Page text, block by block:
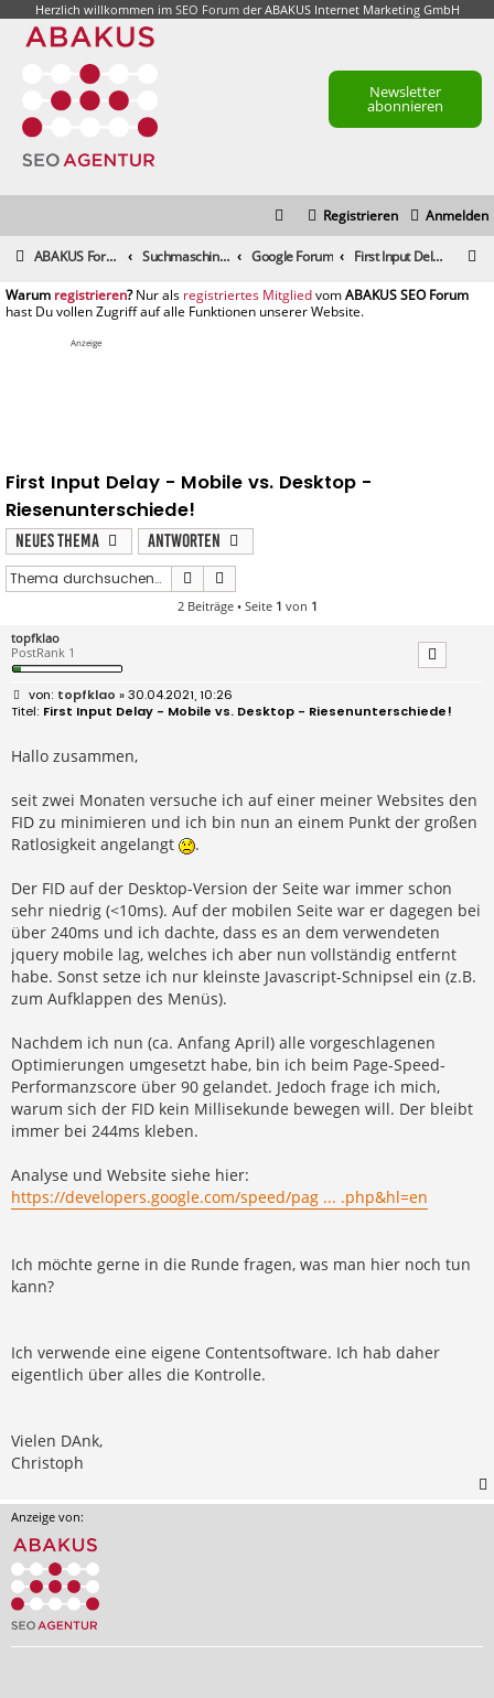
Herzlich willkommen im SEO Forumder ABAKUS Internet Marketing GmbH
Newsletter
abonnieren
Anmelden
Registrieren
ABAKUS Foren-Übersicht Suchmaschinenmarketing (SEM) / Suchmaschinenoptimierung (SEO) Google Forum First Input Delay - Mobile vs. Desktop - Riesenunterschiede!
registrieren registriertes Mitglied
Anzeige
First Input Delay - Mobile vs. Desktop -
Riesenunterschiede!
Neues Thema
Antworten
Suche
2 Beiträge • Seite 1 von 1
topfklao
PostRank 1
B
e
i
r
a
topfklao » 30.04.2021, 10:26
First Input Delay - Mobile vs. Desktop - Riesenunterschiede!
Hallo zusammen,
seit zwei Monaten versuche ich auf einer meiner Websites den
FID zu minimieren und ich bin nun an einem Punkt der großen
Ratlosigkeit angelangt
.
Der FID auf der Desktop-Version der Seite war immer schon
sehr niedrig (<10ms). Auf der mobilen Seite war er dagegen bei
über 240ms und ich dachte, dass es an dem verwendeten
jquery mobile lag, welches ich aber nun vollständig entfernt
habe. Sonst setze ich nur kleinste Javascript-Schnipsel ein (z.B.
zum Aufklappen des Menüs).
Nachdem ich nun (ca. Anfang April) alle vorgeschlagenen
Optimierungen umgesetzt habe, bin ich beim Page-Speed-
Performanzscore über 90 gelandet. Jedoch frage ich mich,
warum sich der FID kein Millisekunde bewegen will. Der bleibt
immer bei 244ms kleben.
Analyse und Website siehe hier:
https://developers.google.com/speed/pag ... .php&hl=en
Ich möchte gerne in die Runde fragen, was man hier noch tun
kann?
Ich verwende eine eigene Contentsoftware. Ich hab daher
eigentlich über alles die Kontrolle.
Vielen DAnk,
Christoph
Anzeige von: